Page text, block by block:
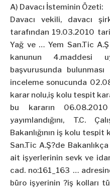
A) Davacı İsteminin Özeti:
Davacı vekili, davacı
tarafından 19.03.2010
Yağ ve … Yem San.Tic
kanunun 4.maddesi
başvurusunda bulunması
inceleme sonucunda
karar nolu,iş kolu tespit
bu kararın
yayımlandığını, T.C.
Bakanlığının iş kolu tespit
San.Tic A.Ş?de
ait işyerlerinin sevk ve
cad. no:161_163 …
büro işyerinin ?iş kolları